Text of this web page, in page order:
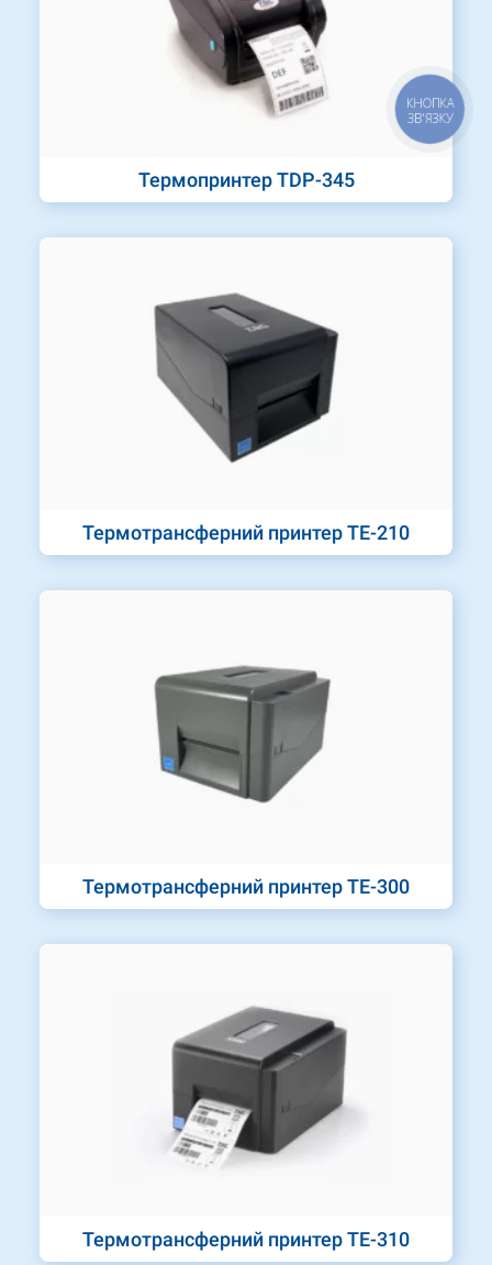
Термопринтер TDP-345
Термотрансферний принтер TE-210
Термотрансферний принтер TE-300
Термотрансферний принтер TE-310
КНОПКА
ЗВ'ЯЗКУ